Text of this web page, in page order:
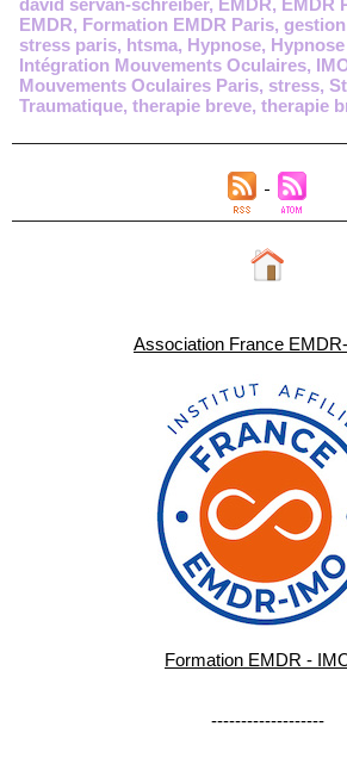
Association France
Formation EMDR -
-------------------
david servan-schreiber, EMDR, EMDR
EMDR, Formation EMDR Paris,
stress paris, htsma, Hypnose,
Intégration Mouvements Oculaires,
Mouvements Oculaires Paris, stress,
Traumatique, therapie breve, therapie